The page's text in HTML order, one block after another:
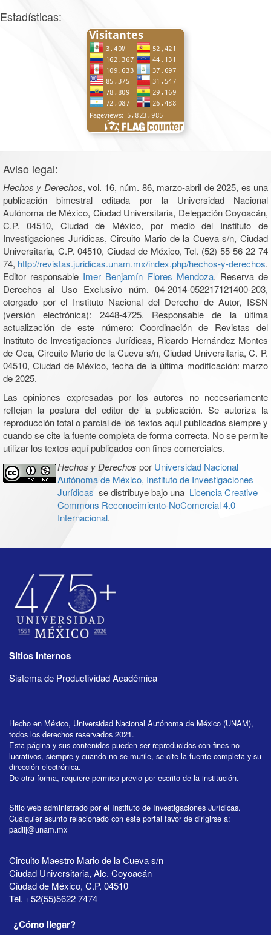
Estadísticas:
Aviso legal:
Hechos y Derechos, vol. 16, núm. 86, marzo-abril de 2025, es una
publicación bimestral editada por la Universidad Nacional
Autónoma de México, Ciudad Universitaria, Delegación Coyoacán,
C.P. 04510, Ciudad de México, por medio del Instituto de
Investigaciones Jurídicas, Circuito Mario de la Cueva s/n, Ciudad
Universitaria, C.P. 04510, Ciudad de México, Tel. (52) 55 56 22 74
74, http://revistas.juridicas.unam.mx/index.php/hechos-y-derechos.
Editor responsable Imer Benjamín Flores Mendoza. Reserva de
Derechos al Uso Exclusivo núm. 04-2014-052217121400-203,
otorgado por el Instituto Nacional del Derecho de Autor, ISSN
(versión electrónica): 2448-4725. Responsable de la última
actualización de este número: Coordinación de Revistas del
Instituto de Investigaciones Jurídicas, Ricardo Hernández Montes
de Oca, Circuito Mario de la Cueva s/n, Ciudad Universitaria, C. P.
04510, Ciudad de México, fecha de la última modificación: marzo
de 2025.
Las opiniones expresadas por los autores no necesariamente
reflejan la postura del editor de la publicación. Se autoriza la
reproducción total o parcial de los textos aquí publicados siempre y
cuando se cite la fuente completa de forma correcta. No se permite
utilizar los textos aquí publicados con fines comerciales.
Hechos y Derechos por Universidad Nacional
Autónoma de México, Instituto de Investigaciones
Jurídicas se distribuye bajo una Licencia Creative
Commons Reconocimiento-NoComercial 4.0
Internacional.
Sitios internos
Sistema de Productividad Académica
Hecho en México, Universidad Nacional Autónoma de México (UNAM),
todos los derechos reservados 2021.
Esta página y sus contenidos pueden ser reproducidos con fines no
lucrativos, siempre y cuando no se mutile, se cite la fuente completa y su
dirección electrónica.
De otra forma, requiere permiso previo por escrito de la institución.
Sitio web administrado por el Instituto de Investigaciones Jurídicas.
Cualquier asunto relacionado con este portal favor de dirigirse a:
padiij@unam.mx
Circuito Maestro Mario de la Cueva s/n
Ciudad Universitaria, Alc. Coyoacán
Ciudad de México, C.P. 04510
Tel. +52(55)5622 7474
¿Cómo llegar?